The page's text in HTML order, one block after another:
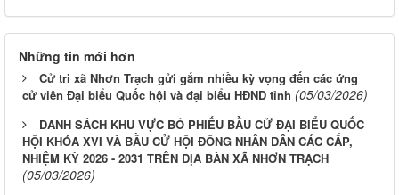
Những tin mới hơn
Cử tri xã Nhơn Trạch gửi gắm nhiều kỳ vọng đến các ứng
cử viên Đại biểu Quốc hội và đại biểu HĐND tỉnh (05/03/2026)
DANH SÁCH KHU VỰC BỎ PHIẾU BẦU CỬ ĐẠI BIỂU QUỐC
HỘI KHÓA XVI VÀ BẦU CỬ HỘI ĐỒNG NHÂN DÂN CÁC CẤP,
NHIỆM KỲ 2026 - 2031 TRÊN ĐỊA BÀN XÃ NHƠN TRẠCH
(05/03/2026)